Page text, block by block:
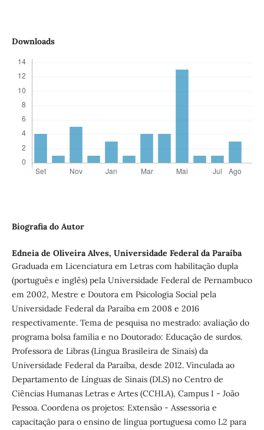
Downloads
Biografia do Autor
Edneia de Oliveira Alves, Universidade Federal da Paraíba
Graduada em Licenciatura em Letras com habilitação dupla
(português e inglês) pela Universidade Federal de Pernambuco
em 2002, Mestre e Doutora em Psicologia Social pela
Universidade Federal da Paraíba em 2008 e 2016
respectivamente. Tema de pesquisa no mestrado: avaliação do
programa bolsa família e no Doutorado: Educação de surdos.
Professora de Libras (Língua Brasileira de Sinais) da
Universidade Federal da Paraíba, desde 2012. Vinculada ao
Departamento de Línguas de Sinais (DLS) no Centro de
Ciências Humanas Letras e Artes (CCHLA), Campus I - João
Pessoa. Coordena os projetos: Extensão - Assessoria e
capacitação para o ensino de língua portuguesa como L2 para